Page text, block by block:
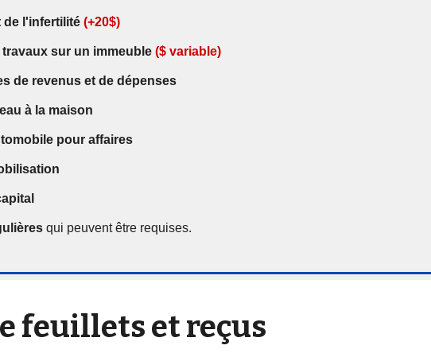
de l'infertilité (+20$)
travaux sur un immeuble ($ variable)
de revenus et de dépenses
à la maison
pour affaires
qui peuvent être requises.
feuillets et reçus